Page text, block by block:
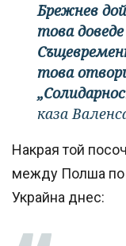
Брежнев
това
това
каза
Накрая той
между Полша по
Украйна днес: